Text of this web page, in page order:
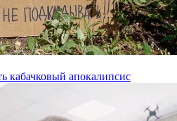
кабачковый апокалипсис